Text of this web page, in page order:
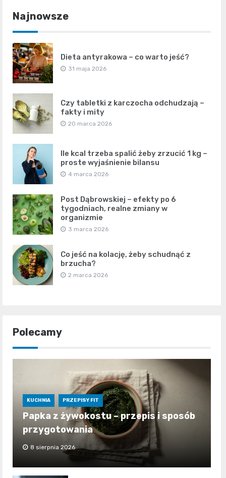
Najnowsze
Dieta antyrakowa – co warto jeść?
31 maja 2026
Czy tabletki z karczocha odchudzają –
fakty i mity
20 marca 2026
Ile kcal trzeba spalić żeby zrzucić 1 kg –
proste wyjaśnienie bilansu
4 marca 2026
Post Dąbrowskiej – efekty po 6
tygodniach, realne zmiany w
organizmie
3 marca 2026
Co jeść na kolację, żeby schudnąć z
brzucha?
2 marca 2026
Polecamy
KUCHNIA PRZEPISY FIT
Papka z żywokostu – przepis i sposób
przygotowania
8 sierpnia 2026